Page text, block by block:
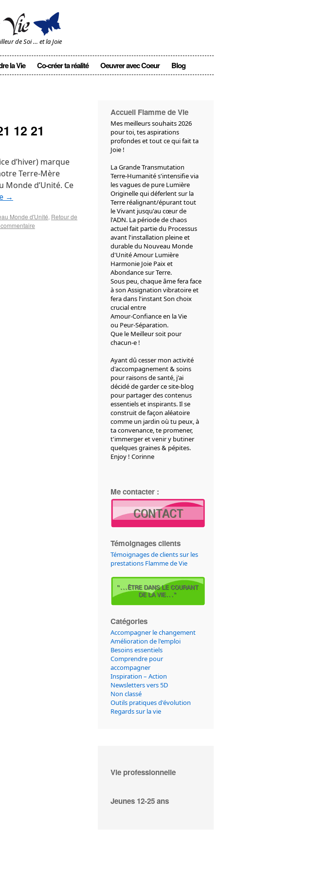
de Soi … et la Joie
la Vie Co-créer ta réalité Oeuvrer avec Coeur Blog
12 21
d’hiver) marque
Terre-Mère
d’Unité. Ce
→
Monde d'Unité, Retour de
Accueil Flamme de Vie
Mes meilleurs souhaits 2026
pour toi, tes aspirations
profondes et tout ce qui fait ta
Joie !
La Grande Transmutation
Terre-Humanité s'intensifie via
les vagues de pure Lumière
Originelle qui déferlent sur la
Terre réalignant/épurant tout
le Vivant jusqu'au cœur de
l'ADN. La période de chaos
actuel fait partie du Processus
avant l'installation pleine et
durable du Nouveau Monde
d'Unité Amour Lumière
Harmonie Joie Paix et
Abondance sur Terre.
Sous peu, chaque âme fera face
à son Assignation vibratoire et
fera dans l'instant Son choix
crucial entre
Amour-Confiance en la Vie
ou Peur-Séparation.
Que le Meilleur soit pour
chacun-e !
Ayant dû cesser mon activité
d'accompagnement & soins
pour raisons de santé, j'ai
décidé de garder ce site-blog
pour partager des contenus
essentiels et inspirants. Il se
construit de façon aléatoire
comme un jardin où tu peux, à
ta convenance, te promener,
t'immerger et venir y butiner
quelques graines & pépites.
Enjoy ! Corinne
Me contacter :
Témoignages clients
Témoignages de clients sur les
prestations Flamme de Vie
Catégories
Accompagner le changement
Amélioration de l'emploi
Besoins essentiels
Comprendre pour
accompagner
Inspiration – Action
Newsletters vers 5D
Non classé
Outils pratiques d'évolution
Regards sur la vie
Vie professionnelle
Jeunes 12-25 ans